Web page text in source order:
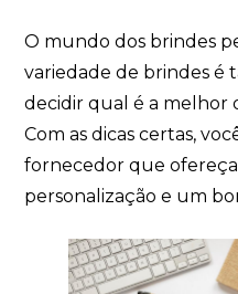
O mundo dos brindes
variedade de brindes é
decidir qual é a melhor
Com as dicas certas,
fornecedor que
personalização e um